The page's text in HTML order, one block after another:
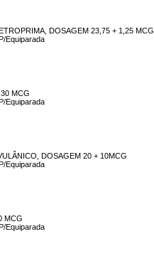
DOSAGEM 23,75 + 1,25 MCG
Equiparada
MCG
Equiparada
DOSAGEM 20 + 10MCG
Equiparada
MCG
Equiparada